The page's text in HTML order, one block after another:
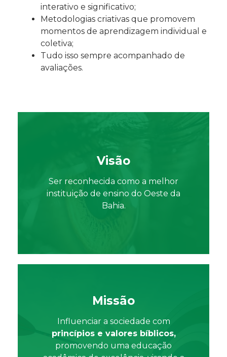
interativo e significativo;
Metodologias criativas que promovem
momentos de aprendizagem individual e
coletiva;
Tudo isso sempre acompanhado de
avaliações.
Visão
Ser reconhecida como a melhor
instituição de ensino do Oeste da
Bahia.
Missão
Influenciar a sociedade com
princípios e valores bíblicos,
promovendo uma educação